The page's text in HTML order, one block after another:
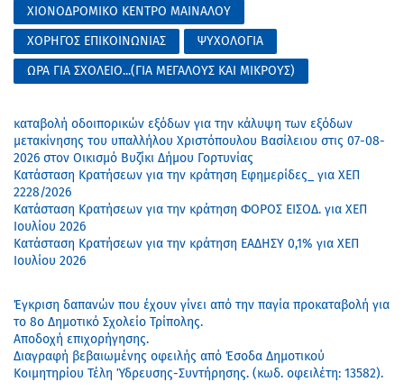
ΧΙΟΝΟΔΡΟΜΙΚΟ ΚΕΝΤΡΟ ΜΑΙΝΑΛΟΥ
ΧΟΡΗΓΟΣ ΕΠΙΚΟΙΝΩΝΙΑΣ
ΨΥΧΟΛΟΓΙΑ
ΩΡΑ ΓΙΑ ΣΧΟΛΕΙΟ...(ΓΙΑ ΜΕΓΑΛΟΥΣ ΚΑΙ ΜΙΚΡΟΥΣ)
καταβολή οδοιπορικών εξόδων για την κάλυψη των εξόδων
μετακίνησης του υπαλλήλου Χριστόπουλου Βασίλειου στις 07-08-
2026 στον Οικισμό Βυζίκι Δήμου Γορτυνίας
Κατάσταση Κρατήσεων για την κράτηση Εφημερίδες_ για ΧΕΠ
2228/2026
Κατάσταση Κρατήσεων για την κράτηση ΦΟΡΟΣ ΕΙΣΟΔ. για ΧΕΠ
Ιουλίου 2026
Κατάσταση Κρατήσεων για την κράτηση ΕΑΔΗΣΥ 0,1% για ΧΕΠ
Ιουλίου 2026
Έγκριση δαπανών που έχουν γίνει από την παγία προκαταβολή για
το 8ο Δημοτικό Σχολείο Τρίπολης.
Αποδοχή επιχορήγησης.
Διαγραφή βεβαιωμένης οφειλής από Έσοδα Δημοτικού
Κοιμητηρίου Τέλη Ύδρευσης-Συντήρησης. (κωδ. οφειλέτη: 13582).